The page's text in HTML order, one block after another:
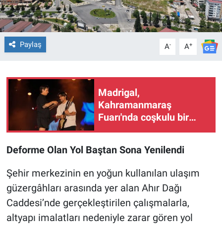
Paylaş A- A+
Madrigal,
Kahramanmaraş
Fuarı'nda coşkulu bir
Deforme Olan Yol Baştan Sona Yenilendi
Şehir merkezinin en yoğun kullanılan ulaşım
güzergâhları arasında yer alan Ahır Dağı
Caddesi’nde gerçekleştirilen çalışmalarla,
altyapı imalatları nedeniyle zarar gören yol
HABERDE İNSAN
EĞİTİM
BİLİM VE TEKNOLOJİ
Güvenlik
Bölge